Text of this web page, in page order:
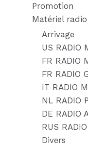
Promotion
Matériel radio
Arrivage
US RADIO
FR RADIO
FR RADIO
IT RADIO
NL RADIO
DE RADIO
RUS
Divers